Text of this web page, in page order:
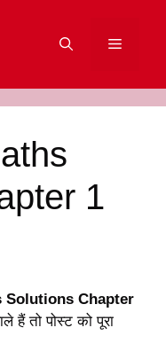
Menu
1
Solutions Chapter
हैं तो पोस्ट को पूरा